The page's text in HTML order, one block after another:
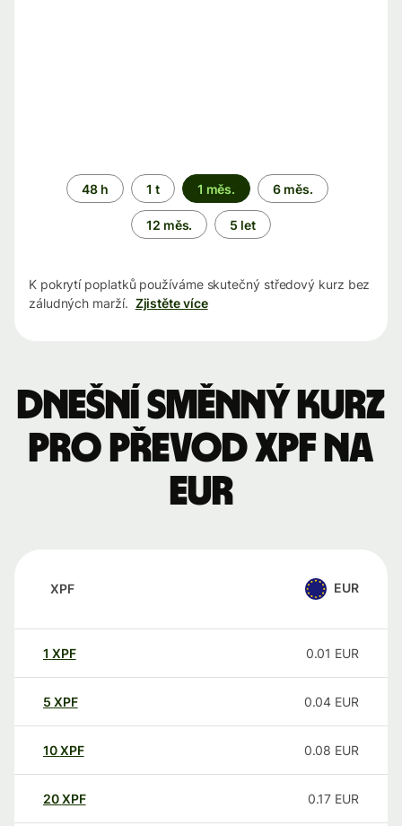
Časové
období
48 h 1 t 1 měs. 6 měs.
12 měs. 5 let
K pokrytí poplatků používáme skutečný středový kurz bez
záludných marží. Zjistěte více
Dnešní směnný kurz
pro převod XPF na
EUR
XPF EUR
1 XPF 0.01 EUR
5 XPF 0.04 EUR
10XPF 0.08 EUR
20XPF 0.17 EUR